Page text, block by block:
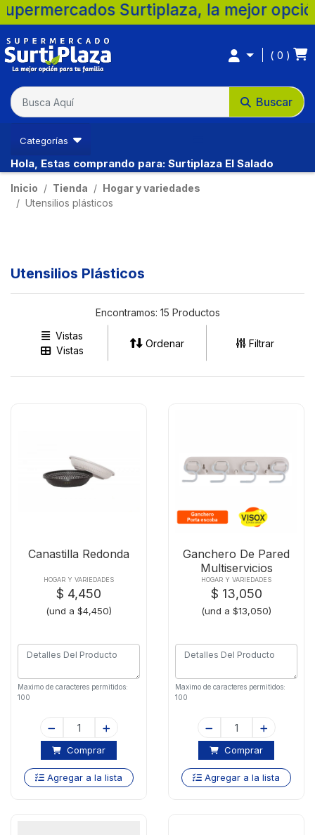
Surtiplaza, la mejor opción
Buscar
0
Categorías
Hola, Estas comprando para: Surtiplaza El Salado
Inicio Tienda
Hogar y variedades
Utensilios plásticos
Utensilios Plásticos
Encontramos: 15 Productos
Vistas
Vistas
Ordenar Filtrar
Canastilla Redonda
HOGAR Y VARIEDADES
$ 4,450
(und a $4,450)
Maximo de caracteres permitidos:
100
Comprar
Agregar a la lista
Ganchero De Pared
Multiservicios
HOGAR Y VARIEDADES
$ 13,050
(und a $13,050)
Maximo de caracteres permitidos:
100
Comprar
Agregar a la lista